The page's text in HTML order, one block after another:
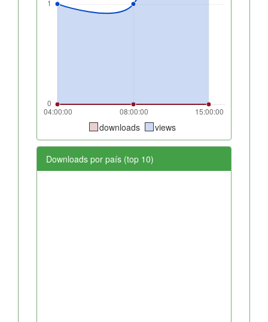
downloads views
Downloads por país (top 10)